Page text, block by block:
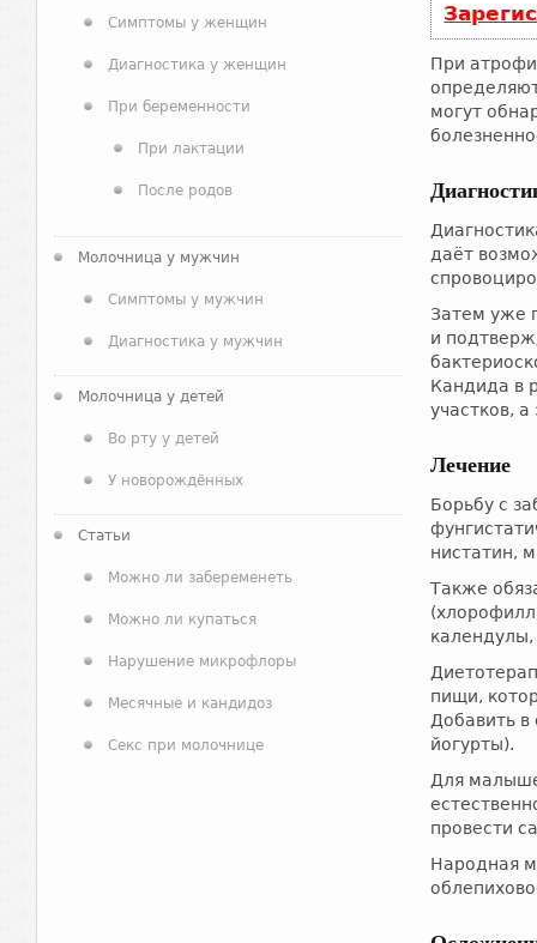
Симптомы у женщин
Диагностика у женщин
При беременности
При лактации
После родов
Молочница у мужчин
Симптомы у мужчин
Диагностика у мужчин
Молочница у детей
Во рту у детей
У новорождённых
Статьи
Можно ли забеременеть
Можно ли купаться
Нарушение микрофлоры
Месячные и кандидоз
Секс при молочнице
При
могут
даёт
Затем уже
и
Кандида в
участков,
Лечение
Борьбу с
нистатин,
Также
пищи,
Добавить в
йогурты).
Для
провести
Народная